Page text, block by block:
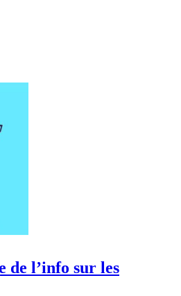
de l’info sur les